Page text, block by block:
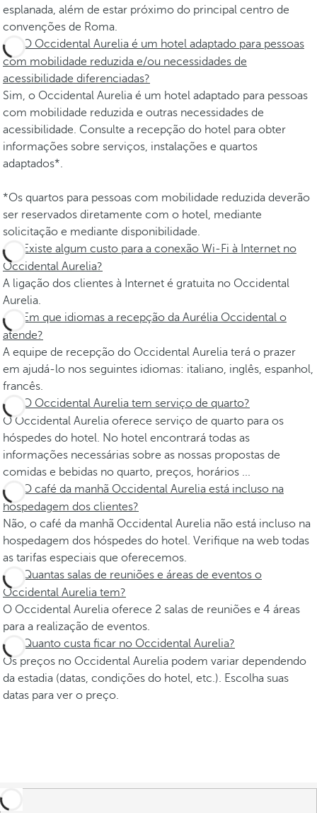
esplanada, além de estar próximo do principal centro de
convenções de Roma.
O Occidental Aurelia é um hotel adaptado para pessoas
com mobilidade reduzida e/ou necessidades de
acessibilidade diferenciadas?
Sim, o Occidental Aurelia é um hotel adaptado para pessoas
com mobilidade reduzida e outras necessidades de
acessibilidade. Consulte a recepção do hotel para obter
informações sobre serviços, instalações e quartos
adaptados*.
*Os quartos para pessoas com mobilidade reduzida deverão
ser reservados diretamente com o hotel, mediante
solicitação e mediante disponibilidade.
Existe algum custo para a conexão Wi-Fi à Internet no
Occidental Aurelia?
A ligação dos clientes à Internet é gratuita no Occidental
Aurelia.
Em que idiomas a recepção da Aurélia Occidental o
atende?
A equipe de recepção do Occidental Aurelia terá o prazer
em ajudá-lo nos seguintes idiomas: italiano, inglês, espanhol,
francês.
O Occidental Aurelia tem serviço de quarto?
O Occidental Aurelia oferece serviço de quarto para os
hóspedes do hotel. No hotel encontrará todas as
informações necessárias sobre as nossas propostas de
comidas e bebidas no quarto, preços, horários ...
O café da manhã Occidental Aurelia está incluso na
hospedagem dos clientes?
Não, o café da manhã Occidental Aurelia não está incluso na
hospedagem dos hóspedes do hotel. Verifique na web todas
as tarifas especiais que oferecemos.
Quantas salas de reuniões e áreas de eventos o
Occidental Aurelia tem?
O Occidental Aurelia oferece 2 salas de reuniões e 4 áreas
para a realização de eventos.
Quanto custa ficar no Occidental Aurelia?
Os preços no Occidental Aurelia podem variar dependendo
da estadia (datas, condições do hotel, etc.). Escolha suas
datas para ver o preço.